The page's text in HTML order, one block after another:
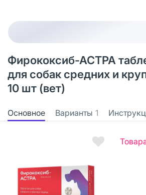
Фирококсиб-АСТРА
для собак средних и
10 шт (вет)
Основное Варианты 1